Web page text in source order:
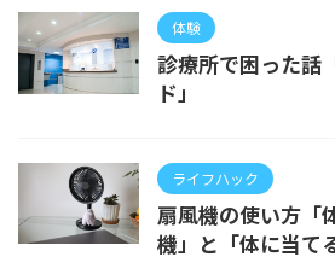
体験
診療所で困った話
ド」
ライフハック
扇風機の使い方「
機」と「体に当て